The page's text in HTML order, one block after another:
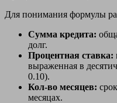
Для понимания формулы
Сумма кредита:
долг.
Процентная ставка:
выраженная в
0.10).
Кол-во месяцев:
месяцах.